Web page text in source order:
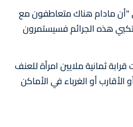
"أن مادام هناك متعاطفون مع
هذه الجرائم فسيستمرون
ثمانية ملايين امرأة للعنف
الزوج أو الأقارب أو الغرباء في الأماكن